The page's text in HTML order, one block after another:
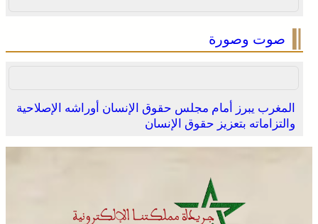
صوت وصورة
المغرب يبرز أمام مجلس حقوق الإنسان أوراشه الإصلاحية
والتزاماته بتعزيز حقوق الإنسان